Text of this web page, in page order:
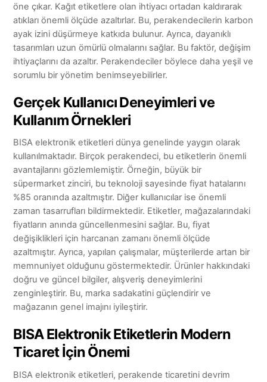
öne çıkar. Kağıt etiketlere olan ihtiyacı ortadan kaldırarak
atıkları önemli ölçüde azaltırlar. Bu, perakendecilerin karbon
ayak izini düşürmeye katkıda bulunur. Ayrıca, dayanıklı
tasarımları uzun ömürlü olmalarını sağlar. Bu faktör, değişim
ihtiyaçlarını da azaltır. Perakendeciler böylece daha yeşil ve
sorumlu bir yönetim benimseyebilirler.
Gerçek Kullanıcı Deneyimleri ve
Kullanım Örnekleri
BISA elektronik etiketleri dünya genelinde yaygın olarak
kullanılmaktadır. Birçok perakendeci, bu etiketlerin önemli
avantajlarını gözlemlemiştir. Örneğin, büyük bir
süpermarket zinciri, bu teknoloji sayesinde fiyat hatalarını
%85 oranında azaltmıştır. Diğer kullanıcılar ise önemli
zaman tasarrufları bildirmektedir. Etiketler, mağazalarındaki
fiyatların anında güncellenmesini sağlar. Bu, fiyat
değişiklikleri için harcanan zamanı önemli ölçüde
azaltmıştır. Ayrıca, yapılan çalışmalar, müşterilerde artan bir
memnuniyet olduğunu göstermektedir. Ürünler hakkındaki
doğru ve güncel bilgiler, alışveriş deneyimlerini
zenginleştirir. Bu, marka sadakatini güçlendirir ve
mağazanın genel imajını iyileştirir.
BISA Elektronik Etiketlerin Modern
Ticaret İçin Önemi
BISA elektronik etiketleri, perakende ticaretini devrim